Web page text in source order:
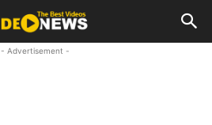
- Advertisement -